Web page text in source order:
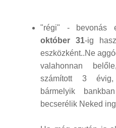
"régi" - bevonás
október 31-ig
eszközként..Ne
valahonnan
számított 3 évig,
bármelyik
becserélik Neked